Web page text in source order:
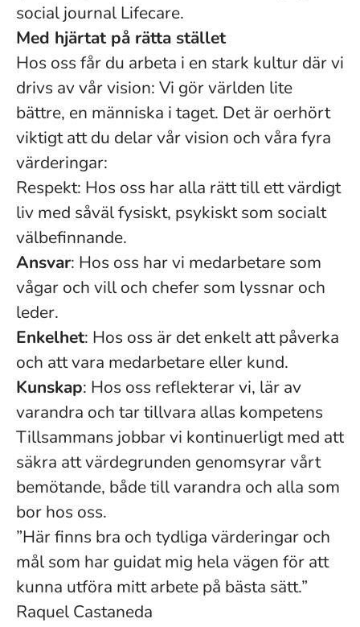
social journal Lifecare.
Med hjärtat på rätta stället
Hos oss får du arbeta i en stark kultur där vi
drivs av vår vision: Vi gör världen lite
bättre, en människa i taget. Det är oerhört
viktigt att du delar vår vision och våra fyra
värderingar:
Respekt: Hos oss har alla rätt till ett värdigt
liv med såväl fysiskt, psykiskt som socialt
välbefinnande.
Ansvar: Hos oss har vi medarbetare som
vågar och vill och chefer som lyssnar och
leder.
Enkelhet: Hos oss är det enkelt att påverka
och att vara medarbetare eller kund.
Kunskap: Hos oss reflekterar vi, lär av
varandra och tar tillvara allas kompetens
Tillsammans jobbar vi kontinuerligt med att
säkra att värdegrunden genomsyrar vårt
bemötande, både till varandra och alla som
bor hos oss.
”Här finns bra och tydliga värderingar och
mål som har guidat mig hela vägen för att
kunna utföra mitt arbete på bästa sätt.”
Raquel Castaneda